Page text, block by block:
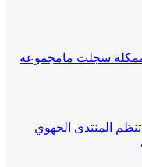
سجلت مامجموعه
المنتدى الجهوي